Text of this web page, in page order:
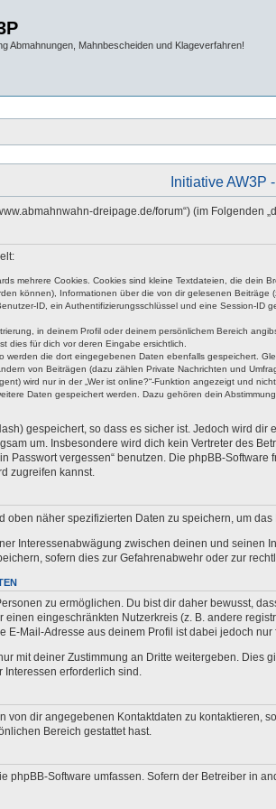
Abmahnungen, Mahnbescheiden und Klageverfahren!
Initiative AW3P
dreipage.de/forum“) (im
mehrere Cookies. Cookies sind kleine Textdateien, die
können), Informationen über die von dir gelesenen
ID, ein Authentifizierungsschlüssel und eine Session-
in deinem Profil oder deinem persönlichem Bereich
dies für dich vor deren Eingabe ersichtlich.
die dort eingegebenen Daten ebenfalls gespeichert.
von Beiträgen (dazu zählen Private Nachrichten und
wird nur in der „Wer ist online?“-Funktion angezeigt und
Daten gespeichert werden. Dazu gehören dein
gespeichert, so dass es sicher ist. Jedoch wird
um. Insbesondere wird dich kein Vertreter des
Passwort vergessen“ benutzen. Die phpBB-
zugreifen kannst.
näher spezifizierten Daten zu speichern, um
Interessenabwägung zwischen deinen und
sofern dies zur Gefahrenabwehr oder zur
zu ermöglichen. Du bist dir daher bewusst,
eingeschränkten Nutzerkreis (z. B. andere
E-Mail-Adresse aus deinem Profil ist dabei jedoch
mit deiner Zustimmung an Dritte weitergeben.
erforderlich sind.
von dir angegebenen Kontaktdaten zu
Bereich gestattet hast.
phpBB-Software umfassen. Sofern der Betreiber in